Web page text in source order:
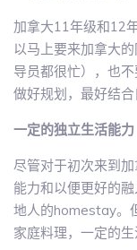
加拿大11年级和12
以马上要来加拿大
导员都很忙），也
做好规划，最好结合
一定的独立生活能力
尽管对于初次来到
能力和以便更好的
地人的homestay。
家庭料理，一定的生